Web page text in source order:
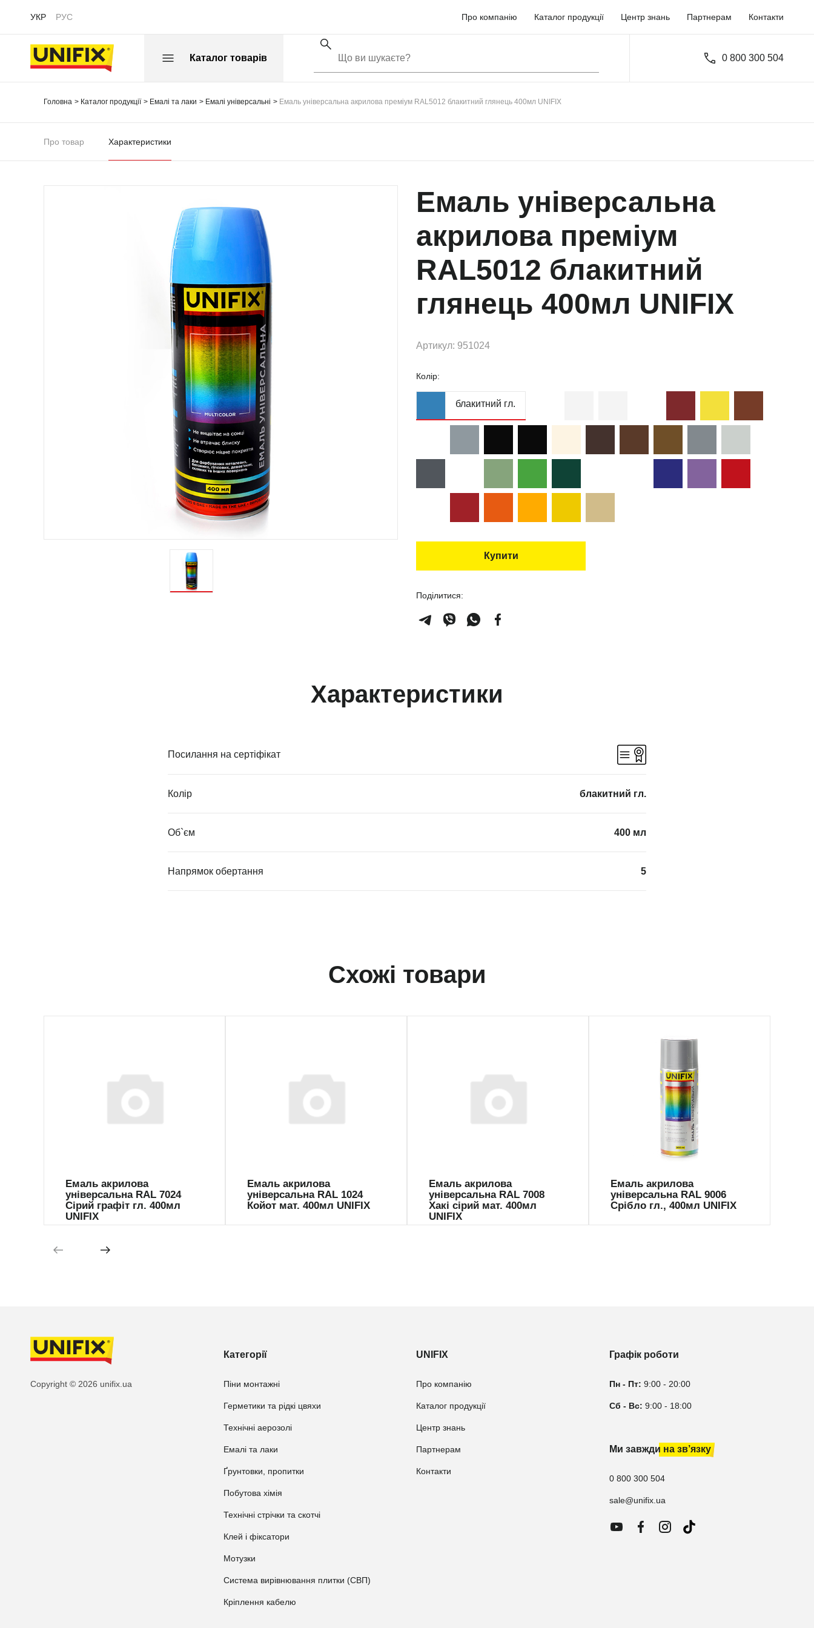
УКР РУС Про компанію Каталог продукції Центр знань Партнерам Контакти
Каталог товарів 0 800 300 504
Головна Каталог продукції Емалі та лаки Емалі універсальні Емаль універсальна акрилова преміум RAL5012 блакитний глянець 400мл UNIFIX
Про товар Характеристики
Емаль універсальна
акрилова преміум
RAL5012 блакитний
глянець 400мл UNIFIX
Артикул: 951024
Колір:
блакитний гл.
Купити
Поділитися:
Характеристики
Посилання на сертіфікат
Колір блакитний гл.
Об`єм 400 мл
Напрямок обертання 5
Схожі товари
Емаль акрилова
універсальна RAL 7024
Сірий графіт гл. 400мл
UNIFIX
Емаль акрилова
універсальна RAL 1024
Койот мат. 400мл UNIFIX
Емаль акрилова
універсальна RAL 7008
Хакі сірий мат. 400мл
UNIFIX
Емаль акрилова
універсальна RAL 9006
Срібло гл., 400мл UNIFIX
Copyright © 2026 unifix.ua
Категорії
Піни монтажні
Герметики та рідкі цвяхи
Технічні аерозолі
Емалі та лаки
Ґрунтовки, пропитки
Побутова хімія
Технічні стрічки та скотчі
Клей і фіксатори
Мотузки
Система вирівнювання плитки (СВП)
Кріплення кабелю
UNIFIX
Про компанію
Каталог продукції
Центр знань
Партнерам
Контакти
Графік роботи
Пн - Пт: 9:00 - 20:00
Сб - Вс: 9:00 - 18:00
Ми завжди на зв’язку
0 800 300 504
sale@unifix.ua